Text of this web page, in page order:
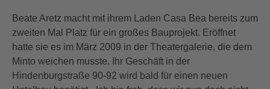
Beate Aretz macht mit ihrem Laden Casa Bea bereits zum
zweiten Mal Platz für ein großes Bauprojekt. Eröffnet
hatte sie es im März 2009 in der Theatergalerie, die dem
Minto weichen musste. Ihr Geschäft in der
Hindenburgstraße 90-92 wird bald für einen neuen